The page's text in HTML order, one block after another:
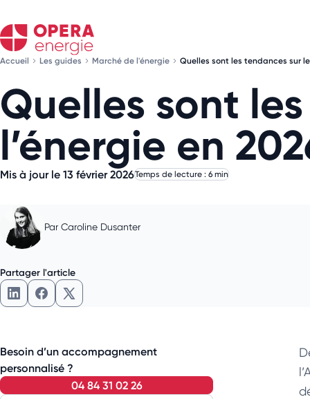
Accueil Les guides Marché de l'énergie Quelles sont les tendances sur
Quelles sont
l’énergie en
Mis à jour le 13 février 2026Temps de lecture : 6 min
Par Caroline Dusanter
Partager l'article
Partager l'article sur LinkedIn
Partager l'article sur Facebook
Partager l'article sur X
Besoin d’un accompagnement
personnalisé ?
04 84 31 02 26